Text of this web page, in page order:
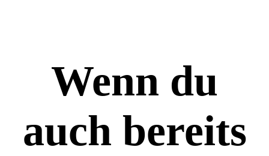
Wenn du
auch bereits